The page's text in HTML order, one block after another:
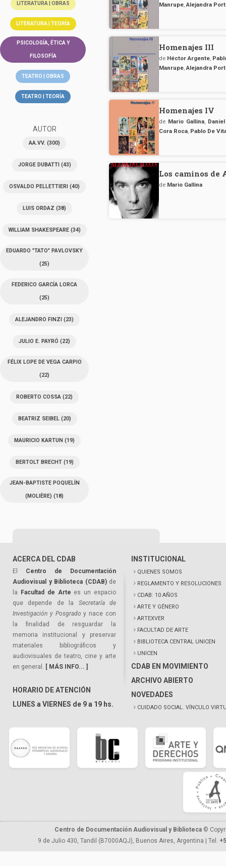
LITERATURA | OBRAS
LITERATURA | TEORÍA
PSICOLOGÍA, ÉTICA Y
FILOSOFÍA
TEATRO | OBRAS
TEATRO | TEORÍA
AUTOR
AA.VV. (300)
JORGE DUBATTI(43)
OSVALDO PELLETTIERI (40)
LUIS ORDAZ (38)
WILLIAM SHAKESPEARE(34)
EDUARDO "TATO" PAVLOVSKY
(25)
FEDERICO GARCÍA LORCA
(25)
ALEJANDRO FINZI (23)
JULIO E. PAYRÓ (22)
FÉLIX LOPE DE VEGA CARPIO
(22)
ROBERTO COSSA (22)
BEATRIZ SEIBEL(20)
MAURICIO KARTUN (19)
BERTOLT BRECHT(19)
JEAN-BAPTISTE POQUELÍN
(MOLIÈRE) (18)
Manrupe,Alejandra
Homenajes III
de Héctor Argente,
Manrupe,Alejandra
Homenajes IV
de Mario Gallina,
Cora Roca, Pablo De
Los caminos de
de Mario Gallina
ACERCA DEL CDAB
El Centro de Documentación
Audiovisual y Biblioteca (CDAB)de
la
Facultad de Arte es un espacio
que depende de la Secretaría de
Investigación y Posgrado y nace con
la finalidad de resguardar la
memoria institucional y preservar
materiales bibliográficos y
audiovisuales de teatro, cine y arte
en general. [ MÁS INFO... ]
HORARIO DE ATENCIÓN
LUNES a VIERNES de 9 a 19 hs.
INSTITUCIONAL
QUIENES SOMOS
REGLAMENTO Y RESOLUCIONES
CDAB: 10 AÑOS
ARTE Y GÉNERO
ARTEXVER
FACULTAD DE ARTE
BIBLIOTECA CENTRAL UNICEN
UNICEN
CDAB EN MOVIMIENTO
ARCHIVO ABIERTO
NOVEDADES
CUIDADO SOCIAL. VÍNCULO
Centro de Documentación Audiovisual y Biblioteca ©
9 de Julio 430, Tandil (B7000AQJ), Buenos Aires, Argentina | Tel.